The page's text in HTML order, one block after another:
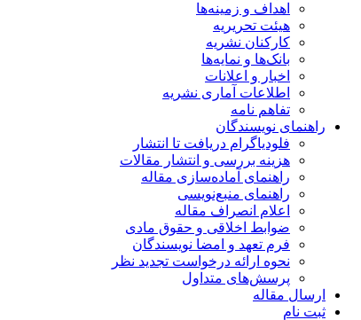
اهداف و زمینه‌ها
هیئت تحریریه
کارکنان نشریه
بانک‌ها و نمایه‌ها
اخبار و اعلانات
اطلاعات آماری نشریه
تفاهم نامه
راهنمای نویسندگان
فلودیاگرام دریافت تا انتشار
هزینه بررسی و انتشار مقالات
راهنمای آماده‌سازی مقاله
راهنمای منبع‌نویسی
اعلام انصراف مقاله
ضوابط اخلاقی و حقوق مادی
فرم تعهد و امضا نویسندگان
نحوه ارائه درخواست تجدید نظر
پرسش‌های متداول
ارسال مقاله
ثبت نام